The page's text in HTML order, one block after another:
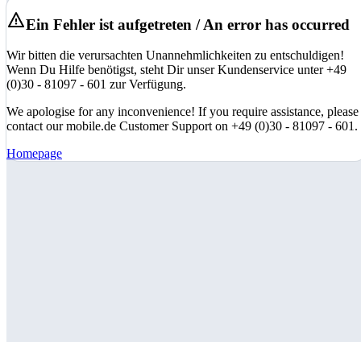
Ein Fehler ist aufgetreten / An error has occurred
Wir bitten die verursachten Unannehmlichkeiten zu entschuldigen!
Wenn Du Hilfe benötigst, steht Dir unser Kundenservice unter +49
(0)30 - 81097 - 601 zur Verfügung.
We apologise for any inconvenience! If you require assistance, please
contact our mobile.de Customer Support on +49 (0)30 - 81097 - 601.
Homepage